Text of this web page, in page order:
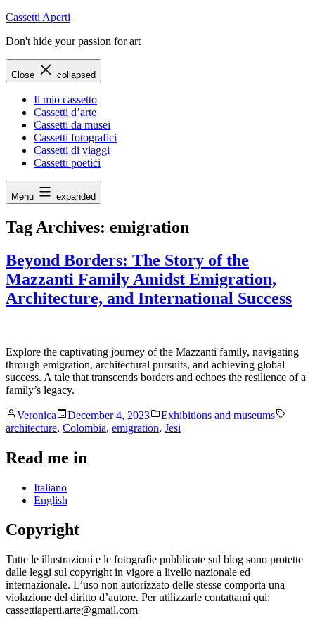
Skip
content
Cassetti Aperti
Don't hide your passion for art
Close collapsed
Il mio cassetto
Cassetti d’arte
Cassetti da musei
Cassetti fotografici
Cassetti di viaggi
Cassetti poetici
Menu expanded
Tag Archives: emigration
Beyond Borders: The Story of the
Mazzanti Family Amidst Emigration,
Architecture, and International Success
Explore the captivating journey of the Mazzanti family, navigating
through emigration, architectural pursuits, and achieving global
success. A tale that transcends borders and echoes the resilience of a
family’s legacy.
Posted
by
Veronica December 4, 2023
Posted
in
Exhibitions and museums
architecture, Colombia, emigration, Jesi
Read me in
Italiano
English
Copyright
Tutte le illustrazioni e le fotografie pubblicate sul blog sono protette
dalle leggi sul copyright in vigore a livello nazionale ed
internazionale. L’uso non autorizzato delle stesse comporta una
violazione del diritto d’autore. Per utilizzarle contattami qui:
cassettiaperti.arte@gmail.com